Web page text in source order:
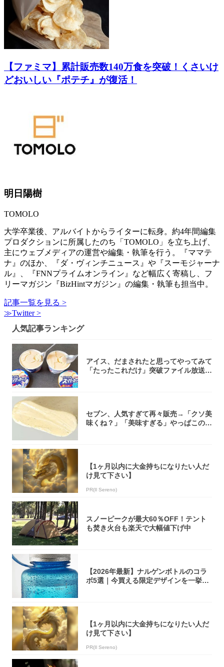
【ファミマ】累計販売数140万食を突破！くさいけ
どおいしい『ポテチ』が復活！
明日陽樹
TOMOLO
大学卒業後、アルバイトからライターに転身。約4年間編集
プロダクションに所属したのち「TOMOLO」を立ち上げ、
主にウェブメディアの運営や編集・執筆を行う。『ママテ
ナ』のほか、『ダ・ヴィンチニュース』や『スーモジャーナ
ル』、『FNNプライムオンライン』など幅広く寄稿し、フ
リーマガジン『BizHintマガジン』の編集・執筆も担当中。
記事一覧を見る >
≫Twitter >
人気記事ランキング
アイス、だまされたと思ってやってみて
「たったこれだけ」突破ファイル放送で
セブン、人気すぎて再々販売→「クソ美
味くね？」「美味すぎる」やっぱこのク
【1ヶ月以内に大金持ちになりたい人だ
け見て下さい】
PR(Il Sereno)
スノーピークが最大60％OFF！テント
も焚き火台も楽天で大幅値下げ中
【2026年最新】ナルゲンボトルのコラ
ボ5選｜今買える限定デザインを一挙紹
【1ヶ月以内に大金持ちになりたい人だ
け見て下さい】
PR(Il Sereno)